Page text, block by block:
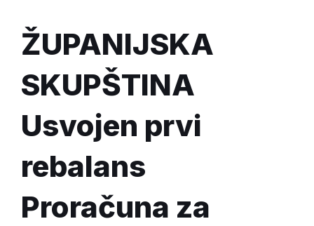
ŽUPANIJSKA
SKUPŠTINA
Usvojen prvi
rebalans
Proračuna za